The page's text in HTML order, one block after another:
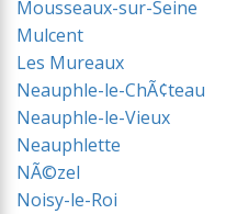
Mousseaux-sur-Seine
Mulcent
Les Mureaux
Neauphle-le-ChÃ¢teau
Neauphle-le-Vieux
Neauphlette
NÃ©zel
Noisy-le-Roi